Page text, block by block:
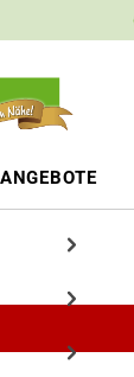
springen
ANGEBOTE